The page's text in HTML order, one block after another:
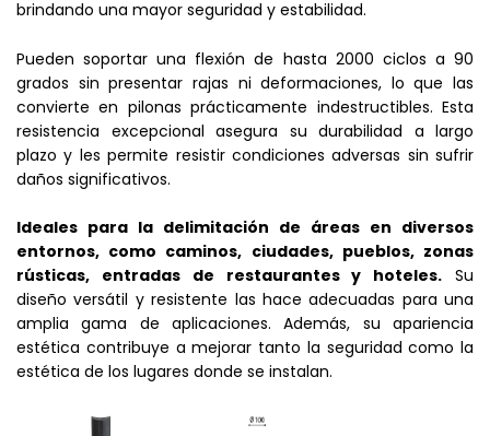
brindando una mayor seguridad y estabilidad.
Pueden soportar una flexión de hasta 2000 ciclos a 90
grados sin presentar rajas ni deformaciones, lo que las
convierte en pilonas prácticamente indestructibles. Esta
resistencia excepcional asegura su durabilidad a largo
plazo y les permite resistir condiciones adversas sin sufrir
daños significativos.
Ideales para la delimitación de áreas en diversos
entornos, como caminos, ciudades, pueblos, zonas
rústicas, entradas de restaurantes y hoteles. Su
diseño versátil y resistente las hace adecuadas para una
amplia gama de aplicaciones. Además, su apariencia
estética contribuye a mejorar tanto la seguridad como la
estética de los lugares donde se instalan.